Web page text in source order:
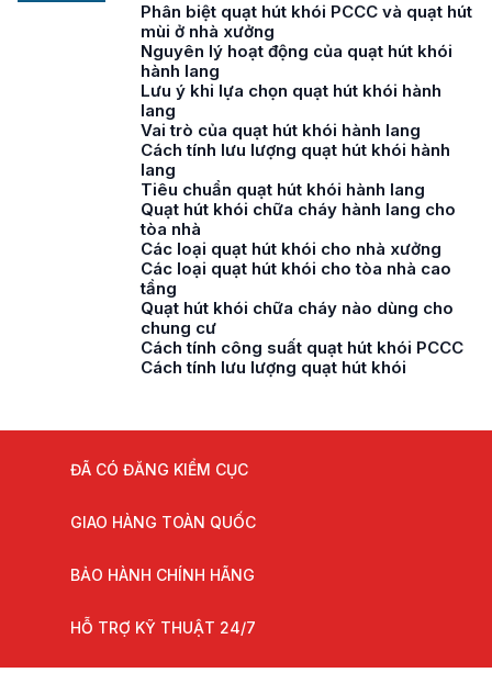
Phân biệt quạt hút khói PCCC và quạt hút
mùi ở nhà xưởng
Nguyên lý hoạt động của quạt hút khói
hành lang
Lưu ý khi lựa chọn quạt hút khói hành
lang
Vai trò của quạt hút khói hành lang
Cách tính lưu lượng quạt hút khói hành
lang
Tiêu chuẩn quạt hút khói hành lang
Quạt hút khói chữa cháy hành lang cho
tòa nhà
Các loại quạt hút khói cho nhà xưởng
Các loại quạt hút khói cho tòa nhà cao
tầng
Quạt hút khói chữa cháy nào dùng cho
chung cư
Cách tính công suất quạt hút khói PCCC
Cách tính lưu lượng quạt hút khói
ĐÃ CÓ ĐĂNG KIỂM CỤC
GIAO HÀNG TOÀN QUỐC
BẢO HÀNH CHÍNH HÃNG
HỖ TRỢ KỸ THUẬT 24/7